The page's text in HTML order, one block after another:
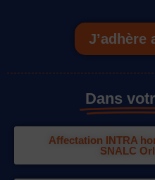
J’adhère
Dans
Affectation INTRA
SNALC